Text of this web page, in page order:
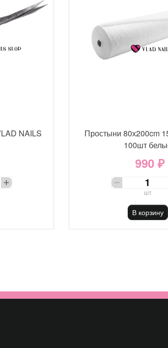
NAILS
Простыни 80х200cm
100шт
990 ₽
шт
В корзину